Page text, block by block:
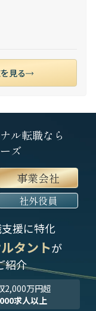
見る
ル転職なら
ズ
事業会社
社外役員
援に特化
タントが
紹介
2,000万円超
求人以上